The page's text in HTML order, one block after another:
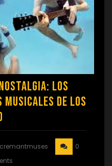
Los
Musicales de los
cremantmuses
0